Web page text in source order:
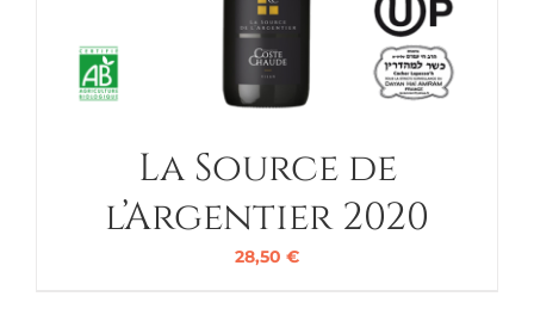
La Source de
l’Argentier 2020
28,50 €